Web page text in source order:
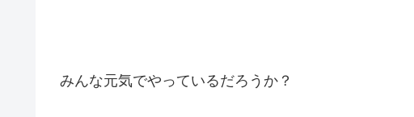
みんな元気でやっているだろうか？